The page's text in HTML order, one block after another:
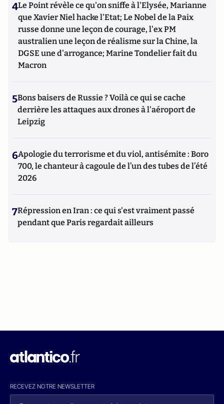
4Le Point révèle ce qu'on sniffe à l'Elysée, Marianne
que Xavier Niel hacke l'Etat; Le Nobel de la Paix
russe donne une leçon de courage, l'ex PM
australien une leçon de réalisme sur la Chine, la
DGSE une d'arrogance; Marine Tondelier fait du
Macron
5Bons baisers de Russie ? Voilà ce qui se cache
derrière les attaques aux drones à l'aéroport de
Leipzig
6Apologie du terrorisme et du viol, antisémite : Boro
700, le chanteur à cagoule de l’un des tubes de l’été
2026
7Répression en Iran : ce qui s'est vraiment passé
pendant que Paris regardait ailleurs
RECEVEZ NOTRE NEWSLETTER